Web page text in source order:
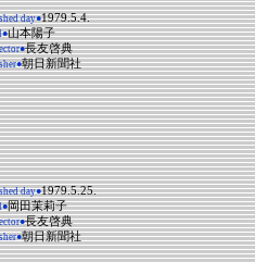
day●1979.5.4.
山本陽子
長友啓典
朝日新聞社
day●1979.5.25.
岡田茉莉子
長友啓典
朝日新聞社